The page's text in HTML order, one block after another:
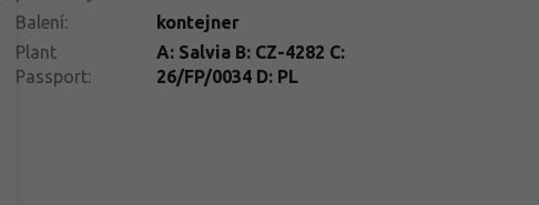
Balení:
kontejner
Plant
Passport:
A: Salvia B: CZ-4282 C:
26/FP/0034 D: PL